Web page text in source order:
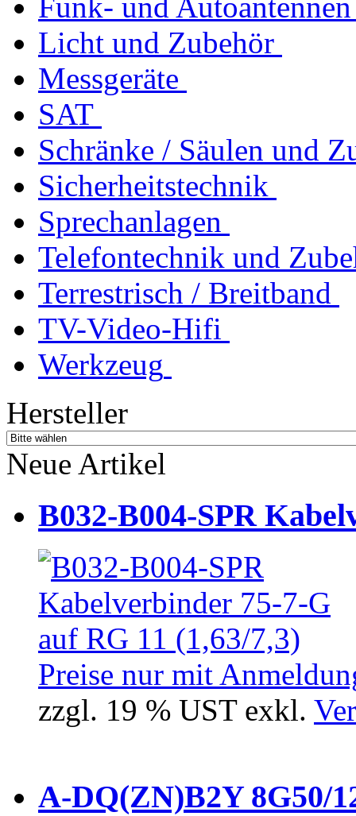
Funk- und Autoantennen
Licht und Zubehör
Messgeräte
SAT
Schränke / Säulen und
Sicherheitstechnik
Sprechanlagen
Telefontechnik und
Terrestrisch / Breitband
TV-Video-Hifi
Werkzeug
Hersteller
Neue Artikel
B032-B004-SPR
Preise nur mit
zzgl. 19 % UST exkl.
A-DQ(ZN)B2Y 8G50/